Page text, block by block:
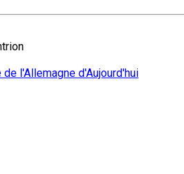
l'Allemagne d'Aujourd'hui